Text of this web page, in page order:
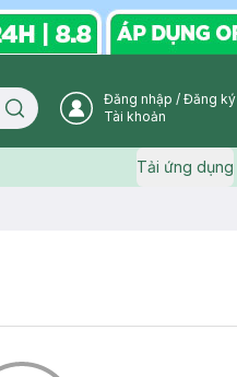
Search icon User Icon
Đăng nhập / Đăng ký
Tài khoản
Tải ứng dụng